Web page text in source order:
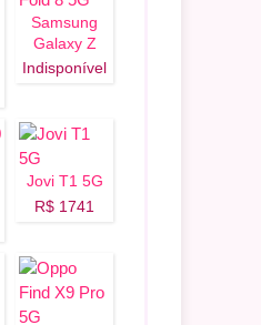
Samsung
Galaxy Z
Fold 8 5G
Indisponível
Jovi T1 5G
R$ 1741